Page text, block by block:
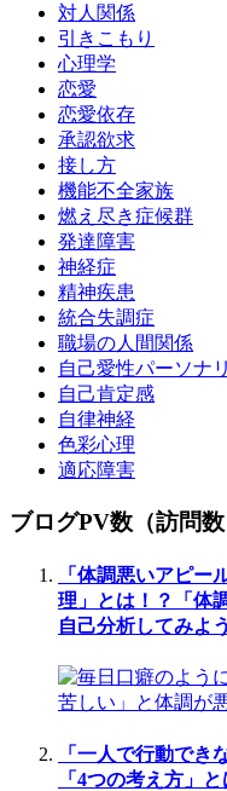
対人関係
引きこもり
心理学
恋愛
恋愛依存
承認欲求
接し方
機能不全家族
燃え尽き症候群
発達障害
神経症
精神疾患
統合失調症
職場の人間関係
自己愛性パーソナ
自己肯定感
自律神経
色彩心理
適応障害
ブログPV数（訪問
「体調悪いアピー
理」とは！？「体
自己分析してみよ
「一人で行動でき
「4つの考え方」